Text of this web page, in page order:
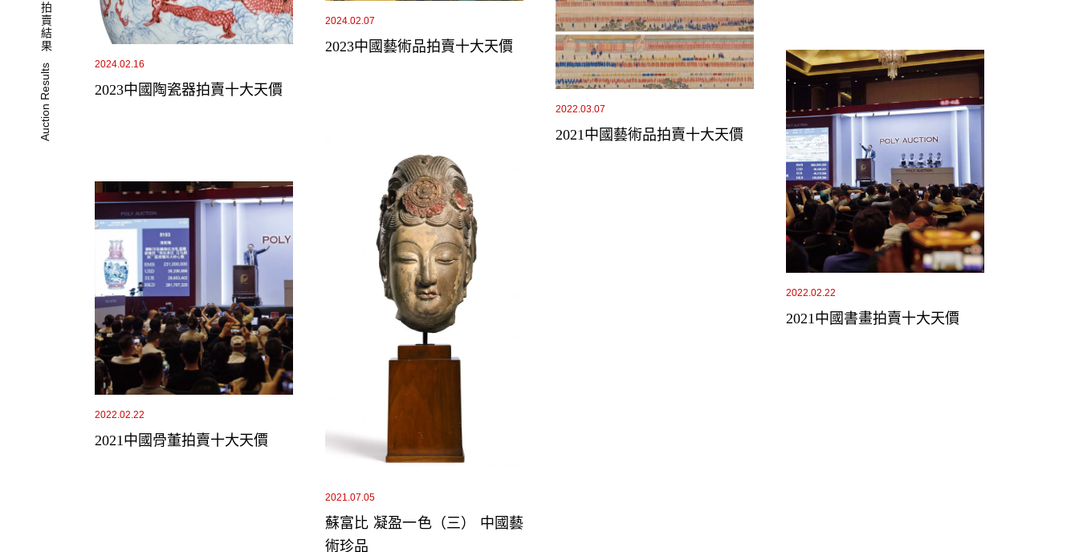
拍賣結果
Auction Results 2024.02.16
2023中國陶瓷器拍賣十大天價
2024.02.07
2023中國藝術品拍賣十大天價
2022.03.07
2021中國藝術品拍賣十大天價
2022.02.22
2021中國書畫拍賣十大天價
2022.02.22
2021中國骨董拍賣十大天價
2021.07.05
蘇富比 凝盈一色（三） 中國藝
術珍品